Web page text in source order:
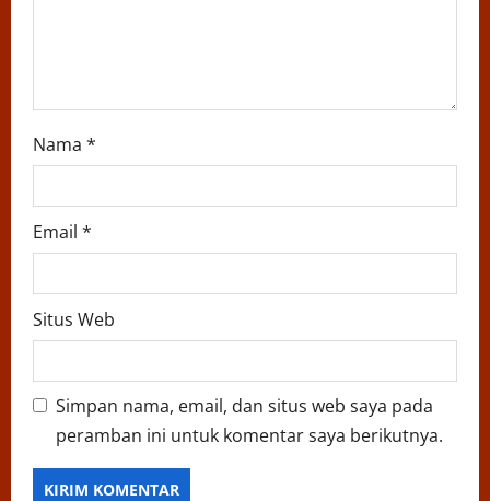
Nama *
Email *
Situs Web
Simpan nama, email, dan situs web saya pada
peramban ini untuk komentar saya berikutnya.